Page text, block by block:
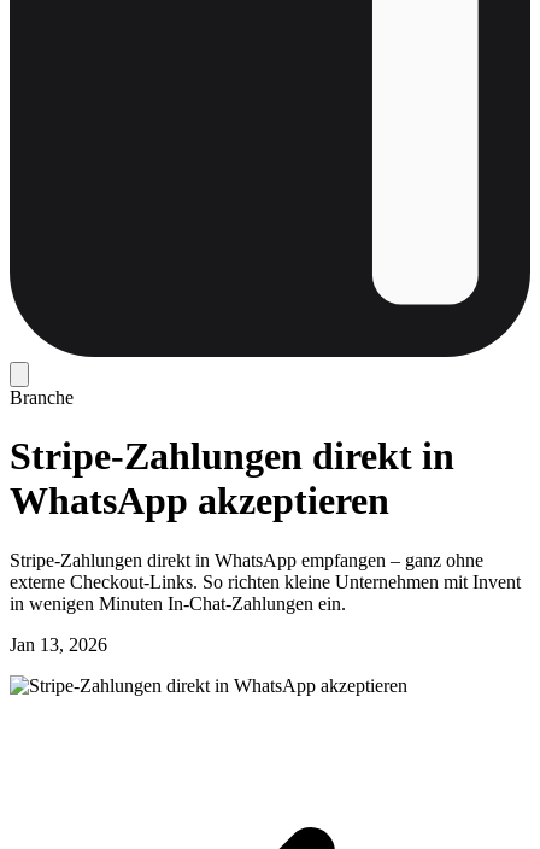
Branche
Stripe-Zahlungen direkt in
WhatsApp akzeptieren
Stripe-Zahlungen direkt in WhatsApp empfangen – ganz ohne
externe Checkout-Links. So richten kleine Unternehmen mit Invent
in wenigen Minuten In-Chat-Zahlungen ein.
Jan 13, 2026